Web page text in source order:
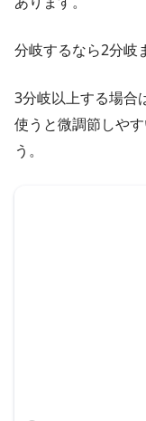
分岐するなら2分岐
3分岐以上する場合
使うと微調節しや
う。